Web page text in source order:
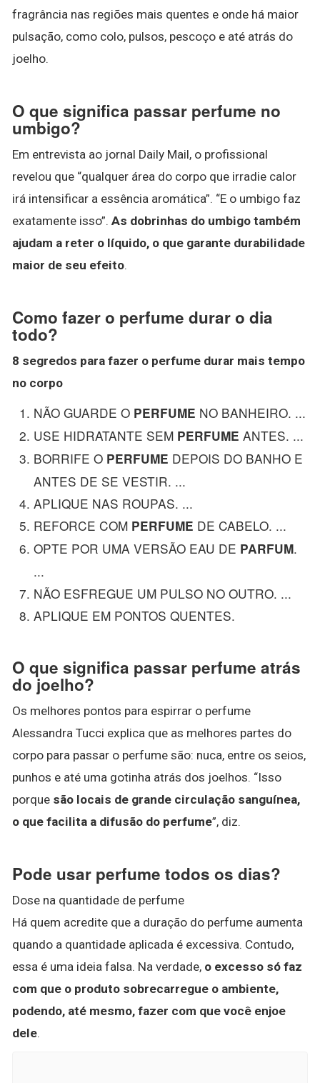
fragrância nas regiões mais quentes e onde há maior
pulsação, como colo, pulsos, pescoço e até atrás do
joelho.
O que significa passar perfume no
umbigo?
Em entrevista ao jornal Daily Mail, o profissional
revelou que “qualquer área do corpo que irradie calor
irá intensificar a essência aromática”. “E o umbigo faz
exatamente isso”. As dobrinhas do umbigo também
ajudam a reter o líquido, o que garante durabilidade
maior de seu efeito.
Como fazer o perfume durar o dia
todo?
8 segredos para fazer o perfume durar mais tempo
no corpo
NÃO GUARDE O PERFUME NO BANHEIRO. ...
USE HIDRATANTE SEM PERFUME ANTES. ...
BORRIFE O PERFUME DEPOIS DO BANHO E
ANTES DE SE VESTIR. ...
APLIQUE NAS ROUPAS. ...
REFORCE COM PERFUME DE CABELO. ...
OPTE POR UMA VERSÃO EAU DE PARFUM.
...
NÃO ESFREGUE UM PULSO NO OUTRO. ...
APLIQUE EM PONTOS QUENTES.
O que significa passar perfume atrás
do joelho?
Os melhores pontos para espirrar o perfume
Alessandra Tucci explica que as melhores partes do
corpo para passar o perfume são: nuca, entre os seios,
punhos e até uma gotinha atrás dos joelhos. “Isso
porque são locais de grande circulação sanguínea,
o que facilita a difusão do perfume”, diz.
Pode usar perfume todos os dias?
Dose na quantidade de perfume
Há quem acredite que a duração do perfume aumenta
quando a quantidade aplicada é excessiva. Contudo,
essa é uma ideia falsa. Na verdade, o excesso só faz
com que o produto sobrecarregue o ambiente,
podendo, até mesmo, fazer com que você enjoe
dele.